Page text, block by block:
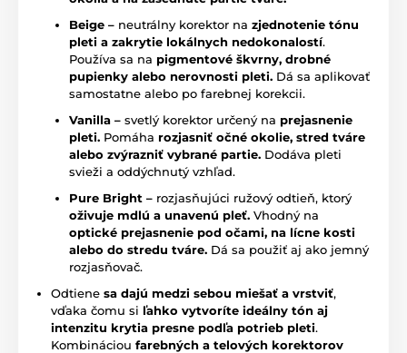
Beige – neutrálny korektor na zjednotenie tónu
pleti a zakrytie lokálnych nedokonalostí.
Používa sa na pigmentové škvrny, drobné
pupienky alebo nerovnosti pleti. Dá sa aplikovať
samostatne alebo po farebnej korekcii.
Vanilla – svetlý korektor určený na prejasnenie
pleti. Pomáha rozjasniť očné okolie, stred tváre
alebo zvýrazniť vybrané partie. Dodáva pleti
svieži a oddýchnutý vzhľad.
Pure Bright – rozjasňujúci ružový odtieň, ktorý
oživuje mdlú a unavenú pleť. Vhodný na
optické prejasnenie pod očami, na lícne kosti
alebo do stredu tváre. Dá sa použiť aj ako jemný
rozjasňovač.
Odtiene sa dajú medzi sebou miešať a vrstviť,
vďaka čomu si ľahko vytvoríte ideálny tón aj
intenzitu krytia presne podľa potrieb pleti.
Kombináciou farebných a telových korektorov